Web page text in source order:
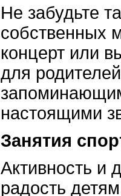
Не забудьте
собственных
концерт или
для
настоящими
Занятия
Активность и
радость